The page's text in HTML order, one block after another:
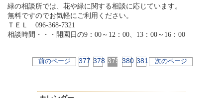
緑の相談所では、花や緑に関する相談に応じています。
無料ですのでお気軽にご利用ください。
ＴＥＬ 096-368-7321
相談時間・・・開園日の9：00～12：00、13：00～16：00
前のページ 377 378 379 380 381 次のページ